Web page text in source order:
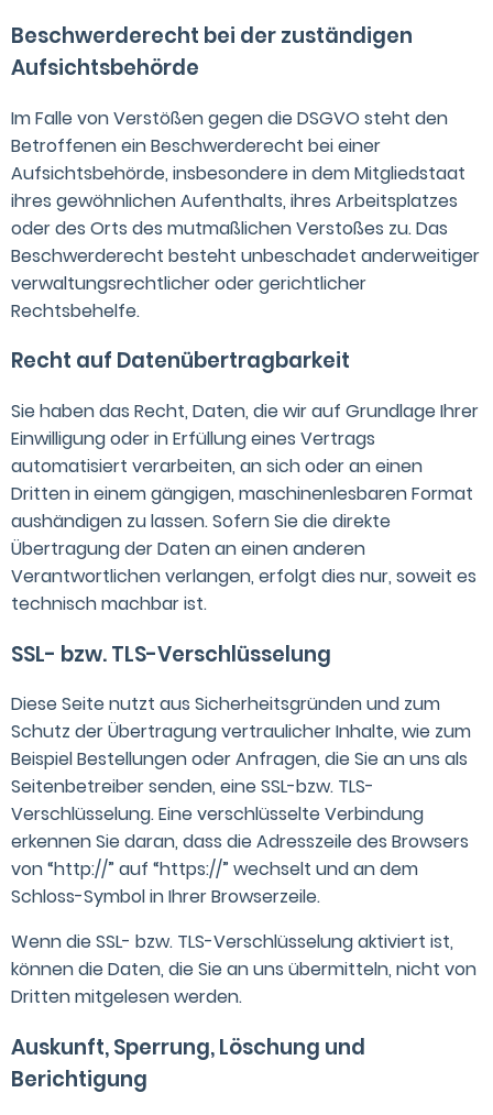
Beschwerderecht bei der zuständigen
Aufsichtsbehörde
Im Falle von Verstößen gegen die DSGVO steht den
Betroffenen ein Beschwerderecht bei einer
Aufsichtsbehörde, insbesondere in dem Mitgliedstaat
ihres gewöhnlichen Aufenthalts, ihres Arbeitsplatzes
oder des Orts des mutmaßlichen Verstoßes zu. Das
Beschwerderecht besteht unbeschadet anderweitiger
verwaltungsrechtlicher oder gerichtlicher
Rechtsbehelfe.
Recht auf Datenübertragbarkeit
Sie haben das Recht, Daten, die wir auf Grundlage Ihrer
Einwilligung oder in Erfüllung eines Vertrags
automatisiert verarbeiten, an sich oder an einen
Dritten in einem gängigen, maschinenlesbaren Format
aushändigen zu lassen. Sofern Sie die direkte
Übertragung der Daten an einen anderen
Verantwortlichen verlangen, erfolgt dies nur, soweit es
technisch machbar ist.
SSL- bzw. TLS-Verschlüsselung
Diese Seite nutzt aus Sicherheitsgründen und zum
Schutz der Übertragung vertraulicher Inhalte, wie zum
Beispiel Bestellungen oder Anfragen, die Sie an uns als
Seitenbetreiber senden, eine SSL-bzw. TLS-
Verschlüsselung. Eine verschlüsselte Verbindung
erkennen Sie daran, dass die Adresszeile des Browsers
von “http://” auf “https://” wechselt und an dem
Schloss-Symbol in Ihrer Browserzeile.
Wenn die SSL- bzw. TLS-Verschlüsselung aktiviert ist,
können die Daten, die Sie an uns übermitteln, nicht von
Dritten mitgelesen werden.
Auskunft, Sperrung, Löschung und
Berichtigung